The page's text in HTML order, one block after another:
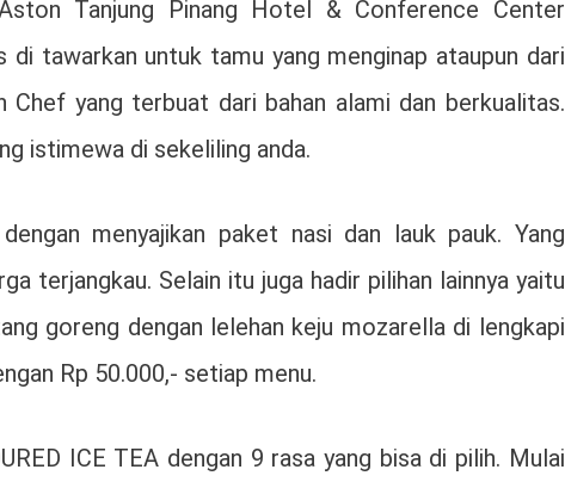
Tanjung Pinang Hotel & Conference Center
di tawarkan untuk tamu yang menginap ataupun dari
Chef yang terbuat dari bahan alami dan berkualitas.
istimewa di sekeliling anda.
menyajikan paket nasi dan lauk pauk. Yang
terjangkau. Selain itu juga hadir pilihan lainnya yaitu
goreng dengan lelehan keju mozarella di lengkapi
Rp 50.000,- setiap menu.
ICE TEA dengan 9 rasa yang bisa di pilih. Mulai